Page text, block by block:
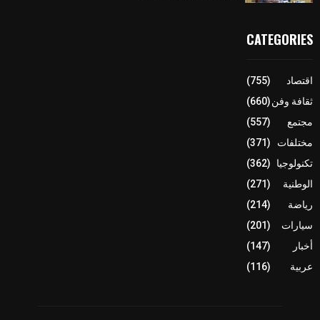
CATEGORIES
اقتصاد
(755)
ثقافة وفن(660)
مجتمع
(557)
مختلفات
(371)
تكنولوجيا
(362)
الوطنية
(271)
رياضة
(214)
سيارات
(201)
أخبار
(147)
عربية
(116)